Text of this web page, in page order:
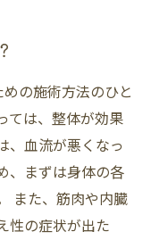
の施術方法のひと
ては、整体が効果
、血流が悪くなっ
、まずは身体の各
また、筋肉や内臓
性の症状が出た